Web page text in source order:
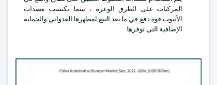
المركبات على الطرق الوعرة ، بينما تكتسب مصدات
الأنبوب قوة دفع في ما بعد البيع لمظهرها العدواني والحماية
الإضافية التي توفرها